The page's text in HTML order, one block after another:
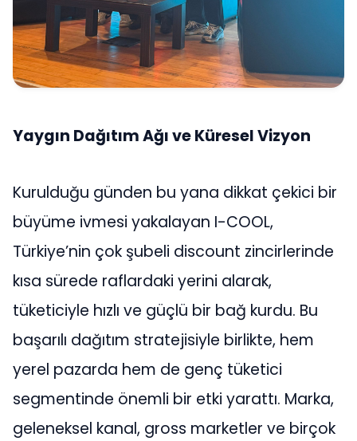
Yaygın Dağıtım Ağı ve Küresel Vizyon
Kurulduğu günden bu yana dikkat çekici bir
büyüme ivmesi yakalayan I-COOL,
Türkiye’nin çok şubeli discount zincirlerinde
kısa sürede raflardaki yerini alarak,
tüketiciyle hızlı ve güçlü bir bağ kurdu. Bu
başarılı dağıtım stratejisiyle birlikte, hem
yerel pazarda hem de genç tüketici
segmentinde önemli bir etki yarattı. Marka,
geleneksel kanal, gross marketler ve birçok